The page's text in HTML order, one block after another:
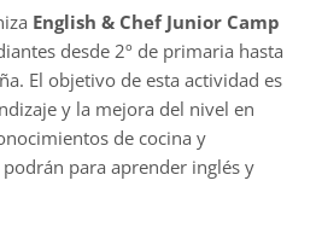
English & Chef Junior Camp
desde 2º de primaria hasta
El objetivo de esta actividad es
y la mejora del nivel en
de cocina y
para aprender inglés y